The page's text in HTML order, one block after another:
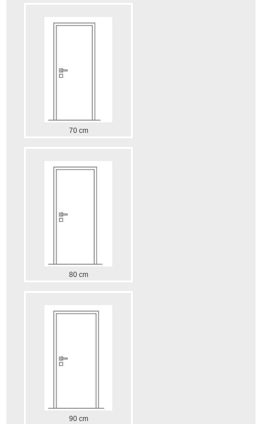
70 cm
80 cm
90 cm